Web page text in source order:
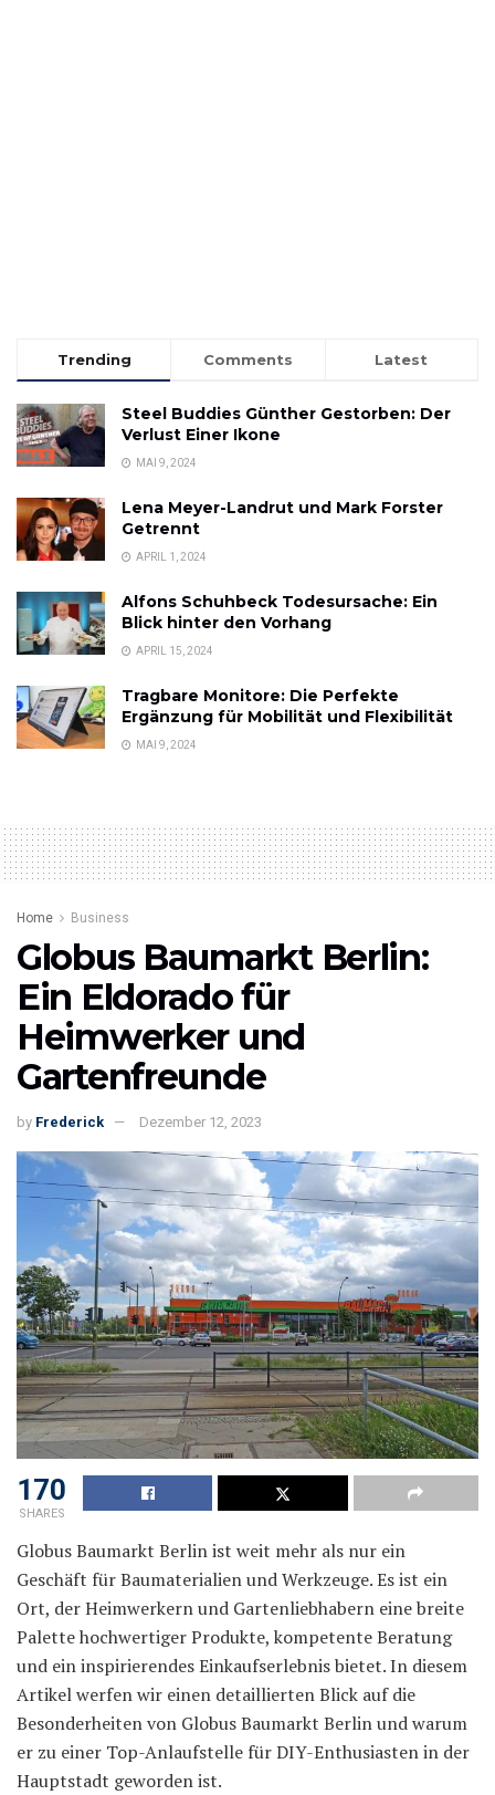
Trending Comments Latest
Steel Buddies Günther Gestorben: Der
Verlust Einer Ikone
MAI 9, 2024
Lena Meyer-Landrut und Mark Forster
Getrennt
APRIL 1, 2024
Alfons Schuhbeck Todesursache: Ein
Blick hinter den Vorhang
APRIL 15, 2024
Tragbare Monitore: Die Perfekte
Ergänzung für Mobilität und Flexibilität
MAI 9, 2024
Home Business
Globus Baumarkt Berlin:
Ein Eldorado für
Heimwerker und
Gartenfreunde
by Frederick Dezember 12, 2023
170
SHARES
Globus Baumarkt Berlin ist weit mehr als nur ein
Geschäft für Baumaterialien und Werkzeuge. Es ist ein
Ort, der Heimwerkern und Gartenliebhabern eine breite
Palette hochwertiger Produkte, kompetente Beratung
und ein inspirierendes Einkaufserlebnis bietet. In diesem
Artikel werfen wir einen detaillierten Blick auf die
Besonderheiten von Globus Baumarkt Berlin und warum
er zu einer Top-Anlaufstelle für DIY-Enthusiasten in der
Hauptstadt geworden ist.